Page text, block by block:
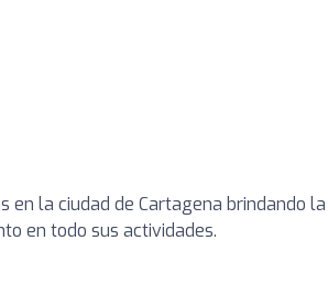
en la ciudad de Cartagena brindando
en todo sus actividades.